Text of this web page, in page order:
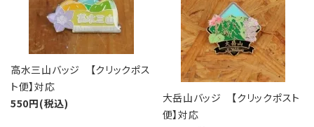
高水三山バッジ 【クリックポス
ト便】対応
550円(税込)
大岳山バッジ 【クリックポスト
便】対応